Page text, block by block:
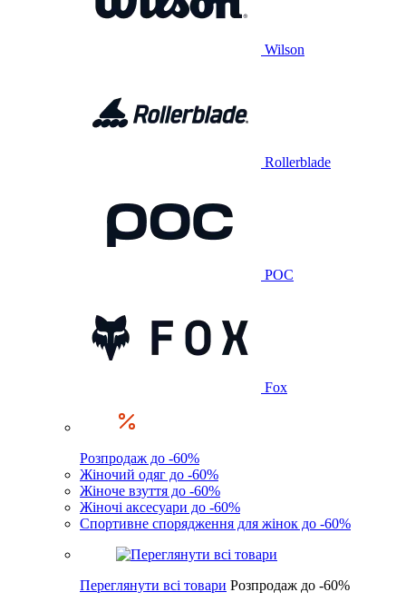
Wilson
Rollerblade
POC
Fox
Розпродаж до -60%
Жіночий одяг до -60%
Жіноче взуття до -60%
Жіночі аксесуари до -60%
Спортивне спорядження для жінок до -60%
Переглянути всі товари Розпродаж до -60%